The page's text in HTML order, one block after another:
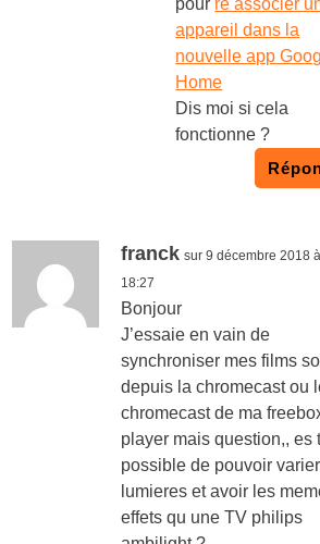
pour ré associer
appareil dans la
nouvelle app
Home
Dis moi si cela
fonctionne ?
franck sur 9 décembre 2018 à
18:27
Bonjour
J’essaie en vain de
synchroniser mes films
depuis la chromecast ou
chromecast de ma
player mais question,, es t
possible de pouvoir
lumieres et avoir les
effets qu une TV philips